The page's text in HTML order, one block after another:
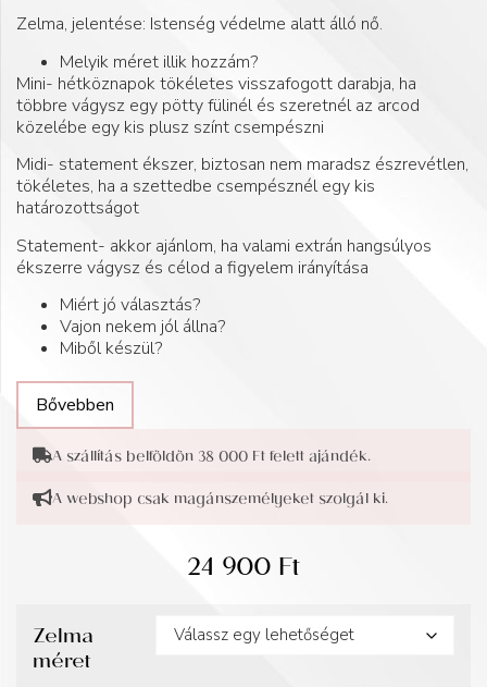
Zelma, jelentése: Istenség védelme alatt álló nő.
Melyik méret illik hozzám?
Mini- hétköznapok tökéletes visszafogott darabja, ha
többre vágysz egy pötty fülinél és szeretnél az arcod
közelébe egy kis plusz színt csempészni
Midi- statement ékszer, biztosan nem maradsz észrevétlen,
tökéletes, ha a szettedbe csempésznél egy kis
határozottságot
Statement- akkor ajánlom, ha valami extrán hangsúlyos
ékszerre vágysz és célod a figyelem irányítása
Miért jó választás?
Vajon nekem jól állna?
Miből készül?
Bővebben
A szállítás belföldön 38 000 Ft felett ajándék.
A webshop csak magánszemélyeket szolgál ki.
24 900Ft
Zelma
méret